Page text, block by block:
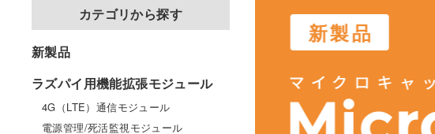
新製品
カテゴリから探す
新製品
ラズパイ用機能拡張モジュール
4G（LTE）通信モジュール
電源管理/死活監視モジュール